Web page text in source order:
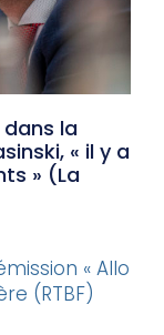
la
« il y a
» (La
« Allo
(RTBF)